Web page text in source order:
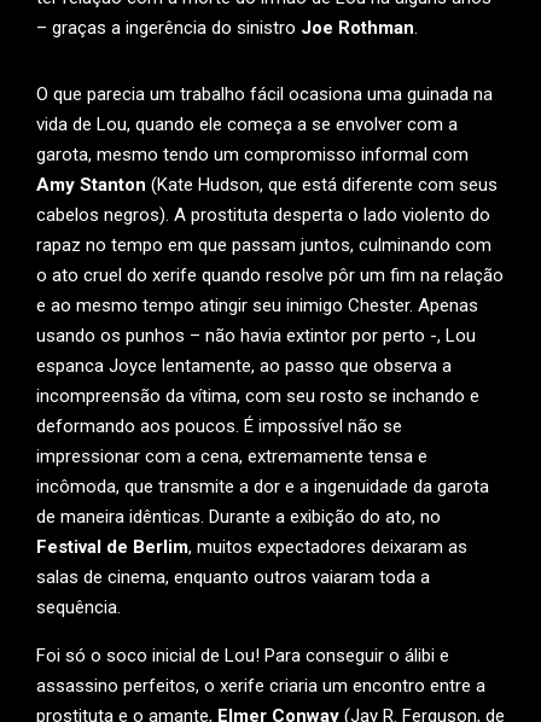
– graças a ingerência do sinistro Joe Rothman.
O que parecia um trabalho fácil ocasiona uma guinada na
vida de Lou, quando ele começa a se envolver com a
garota, mesmo tendo um compromisso informal com
Amy Stanton (Kate Hudson, que está diferente com seus
cabelos negros). A prostituta desperta o lado violento do
rapaz no tempo em que passam juntos, culminando com
o ato cruel do xerife quando resolve pôr um fim na relação
e ao mesmo tempo atingir seu inimigo Chester. Apenas
usando os punhos – não havia extintor por perto -, Lou
espanca Joyce lentamente, ao passo que observa a
incompreensão da vítima, com seu rosto se inchando e
deformando aos poucos. É impossível não se
impressionar com a cena, extremamente tensa e
incômoda, que transmite a dor e a ingenuidade da garota
de maneira idênticas. Durante a exibição do ato, no
Festival de Berlim, muitos expectadores deixaram as
salas de cinema, enquanto outros vaiaram toda a
sequência.
Foi só o soco inicial de Lou! Para conseguir o álibi e
assassino perfeitos, o xerife criaria um encontro entre a
prostituta e o amante, Elmer Conway (Jay R. Ferguson, de